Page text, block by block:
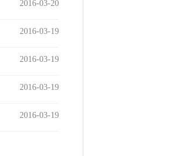
2016-03-20
2016-03-19
2016-03-19
2016-03-19
2016-03-19